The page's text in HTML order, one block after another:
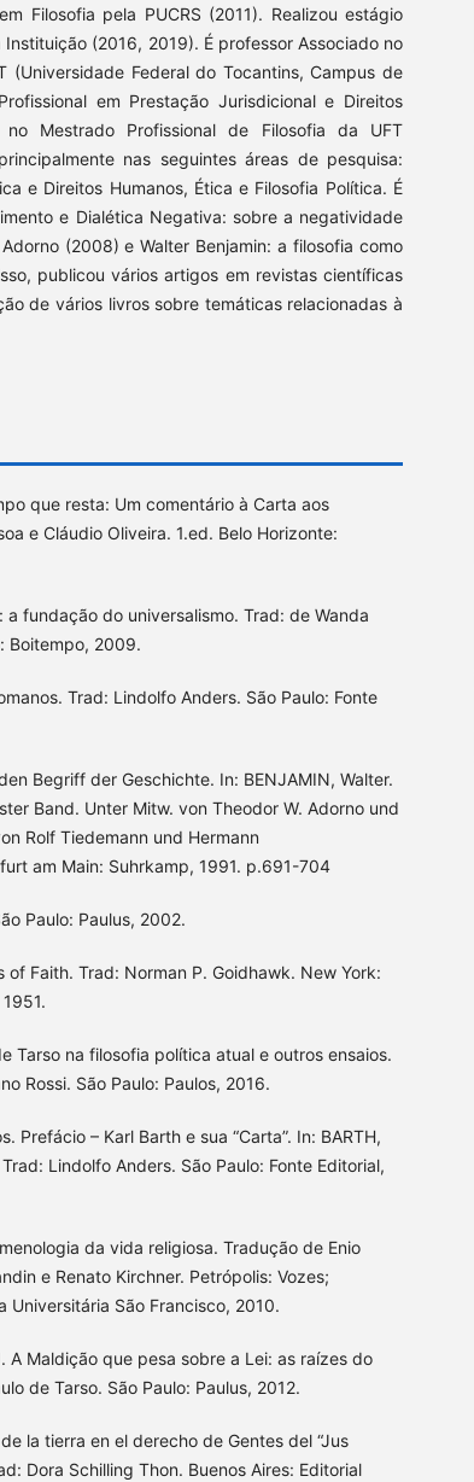
Filosofia pela PUCRS (2011). Realizou estágio
(2016, 2019). É professor Associado no
(Universidade Federal do Tocantins, Campus de
em Prestação Jurisdicional e Direitos
no Mestrado Profissional de Filosofia da UFT
nas seguintes áreas de pesquisa:
e Direitos Humanos, Ética e Filosofia Política. É
e Dialética Negativa: sobre a negatividade
(2008) e Walter Benjamin: a filosofia como
publicou vários artigos em revistas científicas
de vários livros sobre temáticas relacionadas à
que resta: Um comentário à Carta aos
e Cláudio Oliveira. 1.ed. Belo Horizonte:
a fundação do universalismo. Trad: de Wanda
Boitempo, 2009.
Trad: Lindolfo Anders. São Paulo: Fonte
Begriff der Geschichte. In: BENJAMIN, Walter.
Band. Unter Mitw. von Theodor W. Adorno und
Rolf Tiedemann und Hermann
am Main: Suhrkamp, 1991. p.691-704
Paulo: Paulus, 2002.
of Faith. Trad: Norman P. Goidhawk. New York:
Tarso na filosofia política atual e outros ensaios.
Rossi. São Paulo: Paulos, 2016.
Prefácio – Karl Barth e sua “Carta”. In: BARTH,
Lindolfo Anders. São Paulo: Fonte Editorial,
da vida religiosa. Tradução de Enio
e Renato Kirchner. Petrópolis: Vozes;
Universitária São Francisco, 2010.
A Maldição que pesa sobre a Lei: as raízes do
de Tarso. São Paulo: Paulus, 2012.
la tierra en el derecho de Gentes del “Jus
Dora Schilling Thon. Buenos Aires: Editorial